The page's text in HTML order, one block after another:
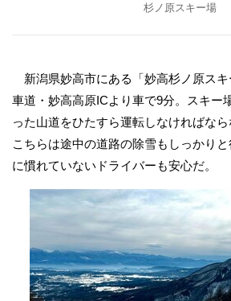
杉ノ原スキー場
新潟県妙高市にある「妙高杉ノ原スキ
車道・妙高高原ICより車で9分。スキー
った山道をひたすら運転しなければなら
こちらは途中の道路の除雪もしっかり
に慣れていないドライバーも安心だ。